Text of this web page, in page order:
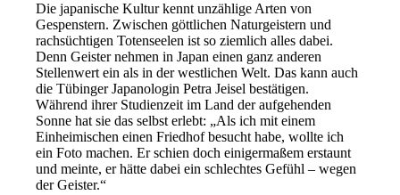
Die japanische Kultur kennt unzählige Arten von
Gespenstern. Zwischen göttlichen Naturgeistern und
rachsüchtigen Totenseelen ist so ziemlich alles dabei.
Denn Geister nehmen in Japan einen ganz anderen
Stellenwert ein als in der westlichen Welt. Das kann auch
die Tübinger Japanologin Petra Jeisel bestätigen.
Während ihrer Studienzeit im Land der aufgehenden
Sonne hat sie das selbst erlebt: „Als ich mit einem
Einheimischen einen Friedhof besucht habe, wollte ich
ein Foto machen. Er schien doch einigermaßem erstaunt
und meinte, er hätte dabei ein schlechtes Gefühl – wegen
der Geister.“